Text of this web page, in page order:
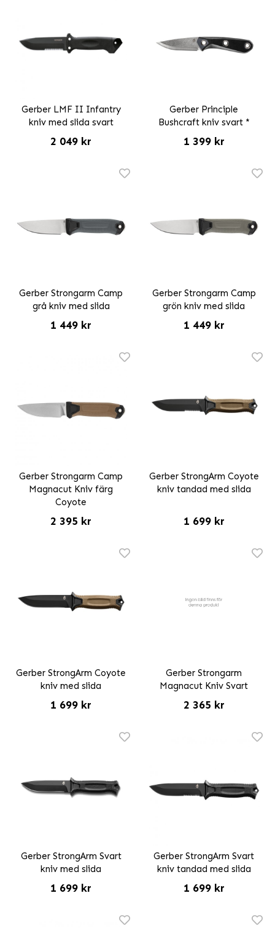
Gerber LMF II Infantry
kniv med slida svart
2 049 kr
Gerber Principle
Bushcraft kniv svart *
1 399 kr
Gerber Strongarm Camp
grå kniv med slida
1 449 kr
Gerber Strongarm Camp
grön kniv med slida
1 449 kr
Gerber Strongarm Camp
Magnacut Kniv färg
Coyote
2 395 kr
Gerber StrongArm Coyote
kniv tandad med slida
1 699 kr
Gerber StrongArm Coyote
kniv med slida
1 699 kr
Gerber Strongarm
Magnacut Kniv Svart
2 365 kr
Gerber StrongArm Svart
kniv med slida
1 699 kr
Gerber StrongArm Svart
kniv tandad med slida
1 699 kr